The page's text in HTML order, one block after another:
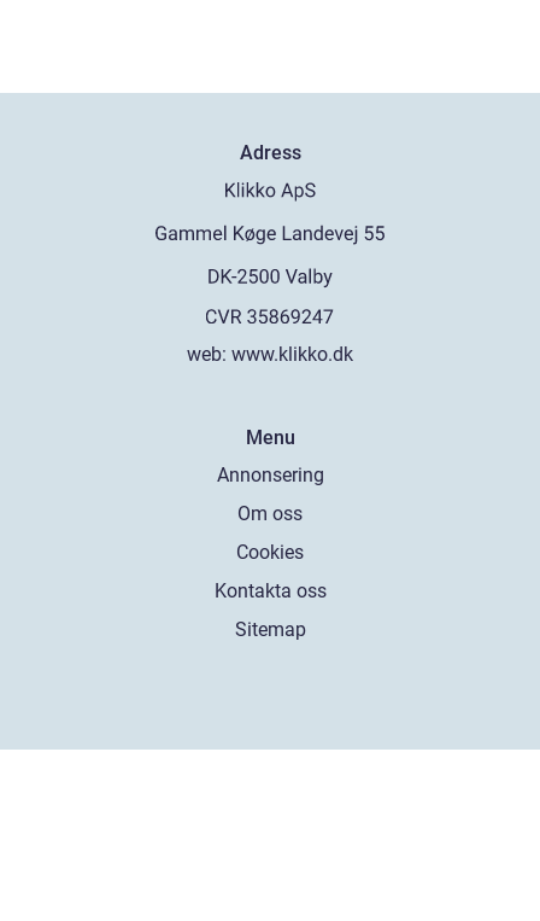
Adress
web: www.klikko.dk
Menu
Annonsering
Om oss
Cookies
Kontakta oss
Sitemap